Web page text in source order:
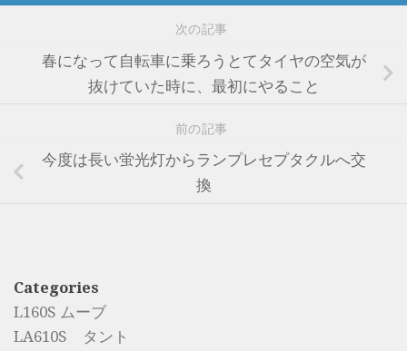
次の記事
春になって自転車に乗ろうとてタイヤの空気が
抜けていた時に、最初にやること
前の記事
今度は長い蛍光灯からランプレセプタクルへ交
換
Categories
L160S ムーブ
LA610S タント